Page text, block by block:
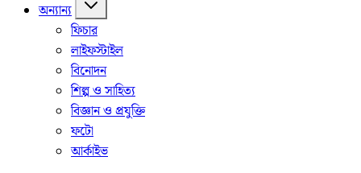
অন্যান্য
ফিচার
লাইফস্টাইল
বিনোদন
শিল্প ও সাহিত্য
বিজ্ঞান ও প্রযুক্তি
ফটো
আর্কাইভ